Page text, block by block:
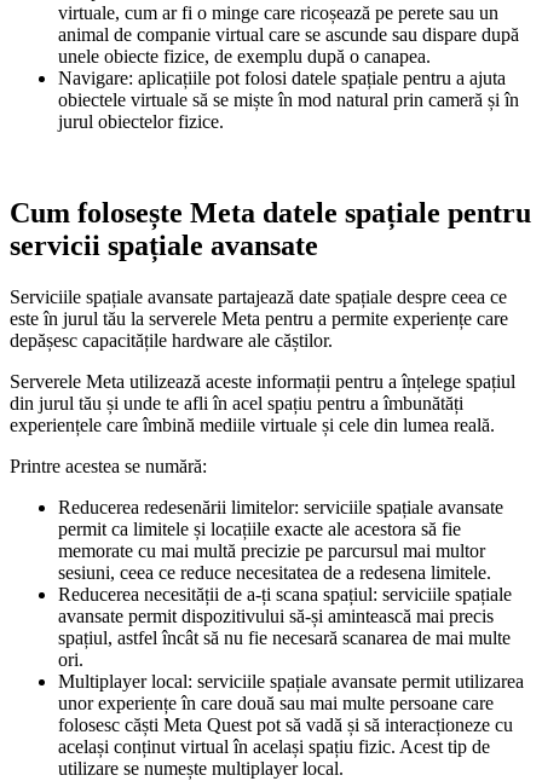
virtuale, cum ar fi o minge care ricoșează pe perete sau un
animal de companie virtual care se ascunde sau dispare după
unele obiecte fizice, de exemplu după o canapea.
Navigare: aplicațiile pot folosi datele spațiale pentru a ajuta
obiectele virtuale să se miște în mod natural prin cameră și în
jurul obiectelor fizice.
Cum folosește Meta datele spațiale pentru
servicii spațiale avansate
Serviciile spațiale avansate partajează date spațiale despre ceea ce
este în jurul tău la serverele Meta pentru a permite experiențe care
depășesc capacitățile hardware ale căștilor.
Serverele Meta utilizează aceste informații pentru a înțelege spațiul
din jurul tău și unde te afli în acel spațiu pentru a îmbunătăți
experiențele care îmbină mediile virtuale și cele din lumea reală.
Printre acestea se numără:
Reducerea redesenării limitelor: serviciile spațiale avansate
permit ca limitele și locațiile exacte ale acestora să fie
memorate cu mai multă precizie pe parcursul mai multor
sesiuni, ceea ce reduce necesitatea de a redesena limitele.
Reducerea necesității de a-ți scana spațiul: serviciile spațiale
avansate permit dispozitivului să-și amintească mai precis
spațiul, astfel încât să nu fie necesară scanarea de mai multe
ori.
Multiplayer local: serviciile spațiale avansate permit utilizarea
unor experiențe în care două sau mai multe persoane care
folosesc căști Meta Quest pot să vadă și să interacționeze cu
același conținut virtual în același spațiu fizic. Acest tip de
utilizare se numește multiplayer local.